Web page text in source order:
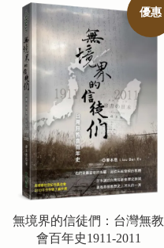
優惠
無境界的信徒們：台灣無教
會百年史1911-2011